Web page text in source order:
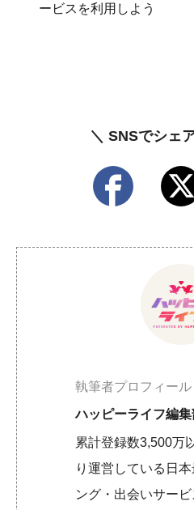
ービスを利用しよう
＼ SNSでシェ
執筆者プロフィール
ハッピーライフ編集
累計登録数3,500万
り運営している日
ング・出会いサー